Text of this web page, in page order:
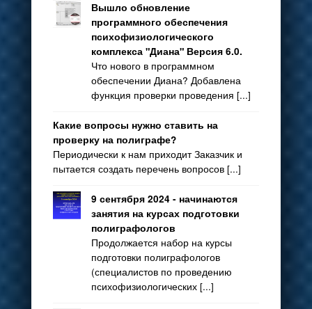
Вышло обновление
программного обеспечения
психофизиологического
комплекса "Диана" Версия 6.0.
Что нового в программном
обеспечении Диана? Добавлена
функция проверки проведения [...]
Какие вопросы нужно ставить на
проверку на полиграфе?
Периодически к нам приходит Заказчик и
пытается создать перечень вопросов [...]
9 сентября 2024 - начинаются
занятия на курсах подготовки
полиграфологов
Продолжается набор на курсы
подготовки полиграфологов
(специалистов по проведению
психофизиологических [...]